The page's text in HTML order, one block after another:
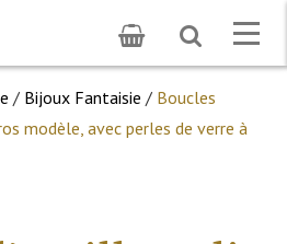
Toggle
search
/ Bijoux Fantaisie / Boucles
modèle, avec perles de verre à